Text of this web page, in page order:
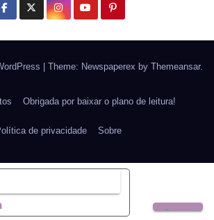
Theme: Newspaperex by Themeansar.
Obrigada por baixar o plano de leitura!
de privacidade Sobre
de privacidade